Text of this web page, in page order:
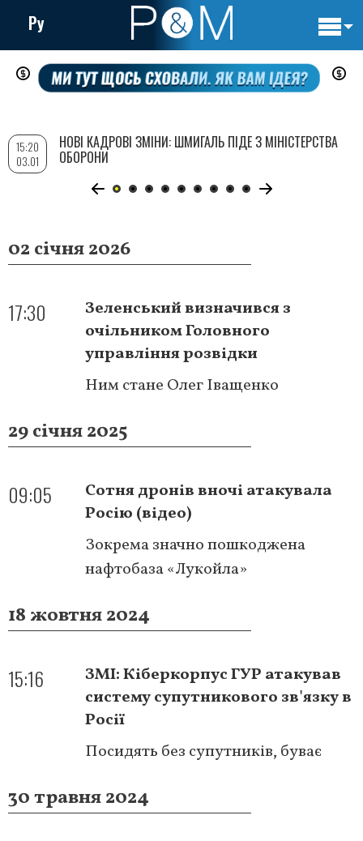
Перейти
до
вмісту
Ру
02 січня 2026
17:30
Зеленський визначився з
очільником Головного
управління розвідки
Ним стане Олег Іващенко
29 січня 2025
09:05
Сотня дронів вночі атакувала
Росію (відео)
Зокрема значно пошкоджена
нафтобаза «Лукойла»
18 жовтня 2024
15:16
ЗМІ: Кіберкорпус ГУР атакував
систему супутникового зв'язку в
Росії
Посидять без супутників, буває
30 травня 2024
15:20
03.01
НОВІ КАДРОВІ ЗМІНИ: ШМИГАЛЬ ПІДЕ З МІНІСТЕРСТВА
ОБОРОНИ